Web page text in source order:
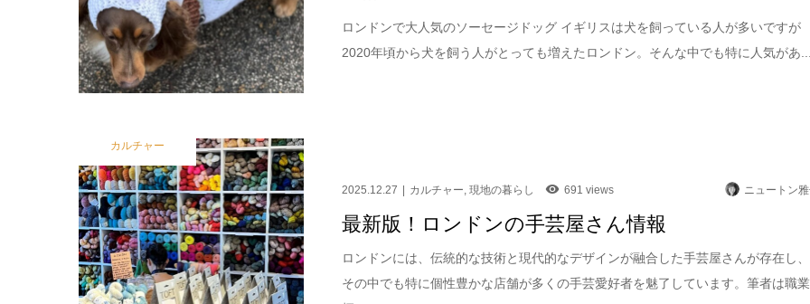
ロンドンで大人気のソーセージドッグ イギリスは犬を飼っている人が多いですが
2020年頃から犬を飼う人がとっても増えたロンドン。そんな中でも特に人気があ...
カルチャー
2025.12.27 カルチャー,現地の暮らし 691 views ニュートン
最新版！ロンドンの手芸屋さん情報
ロンドンには、伝統的な技術と現代的なデザインが融合した手芸屋さんが存在し、
その中でも特に個性豊かな店舗が多くの手芸愛好者を魅了しています。筆者は職業